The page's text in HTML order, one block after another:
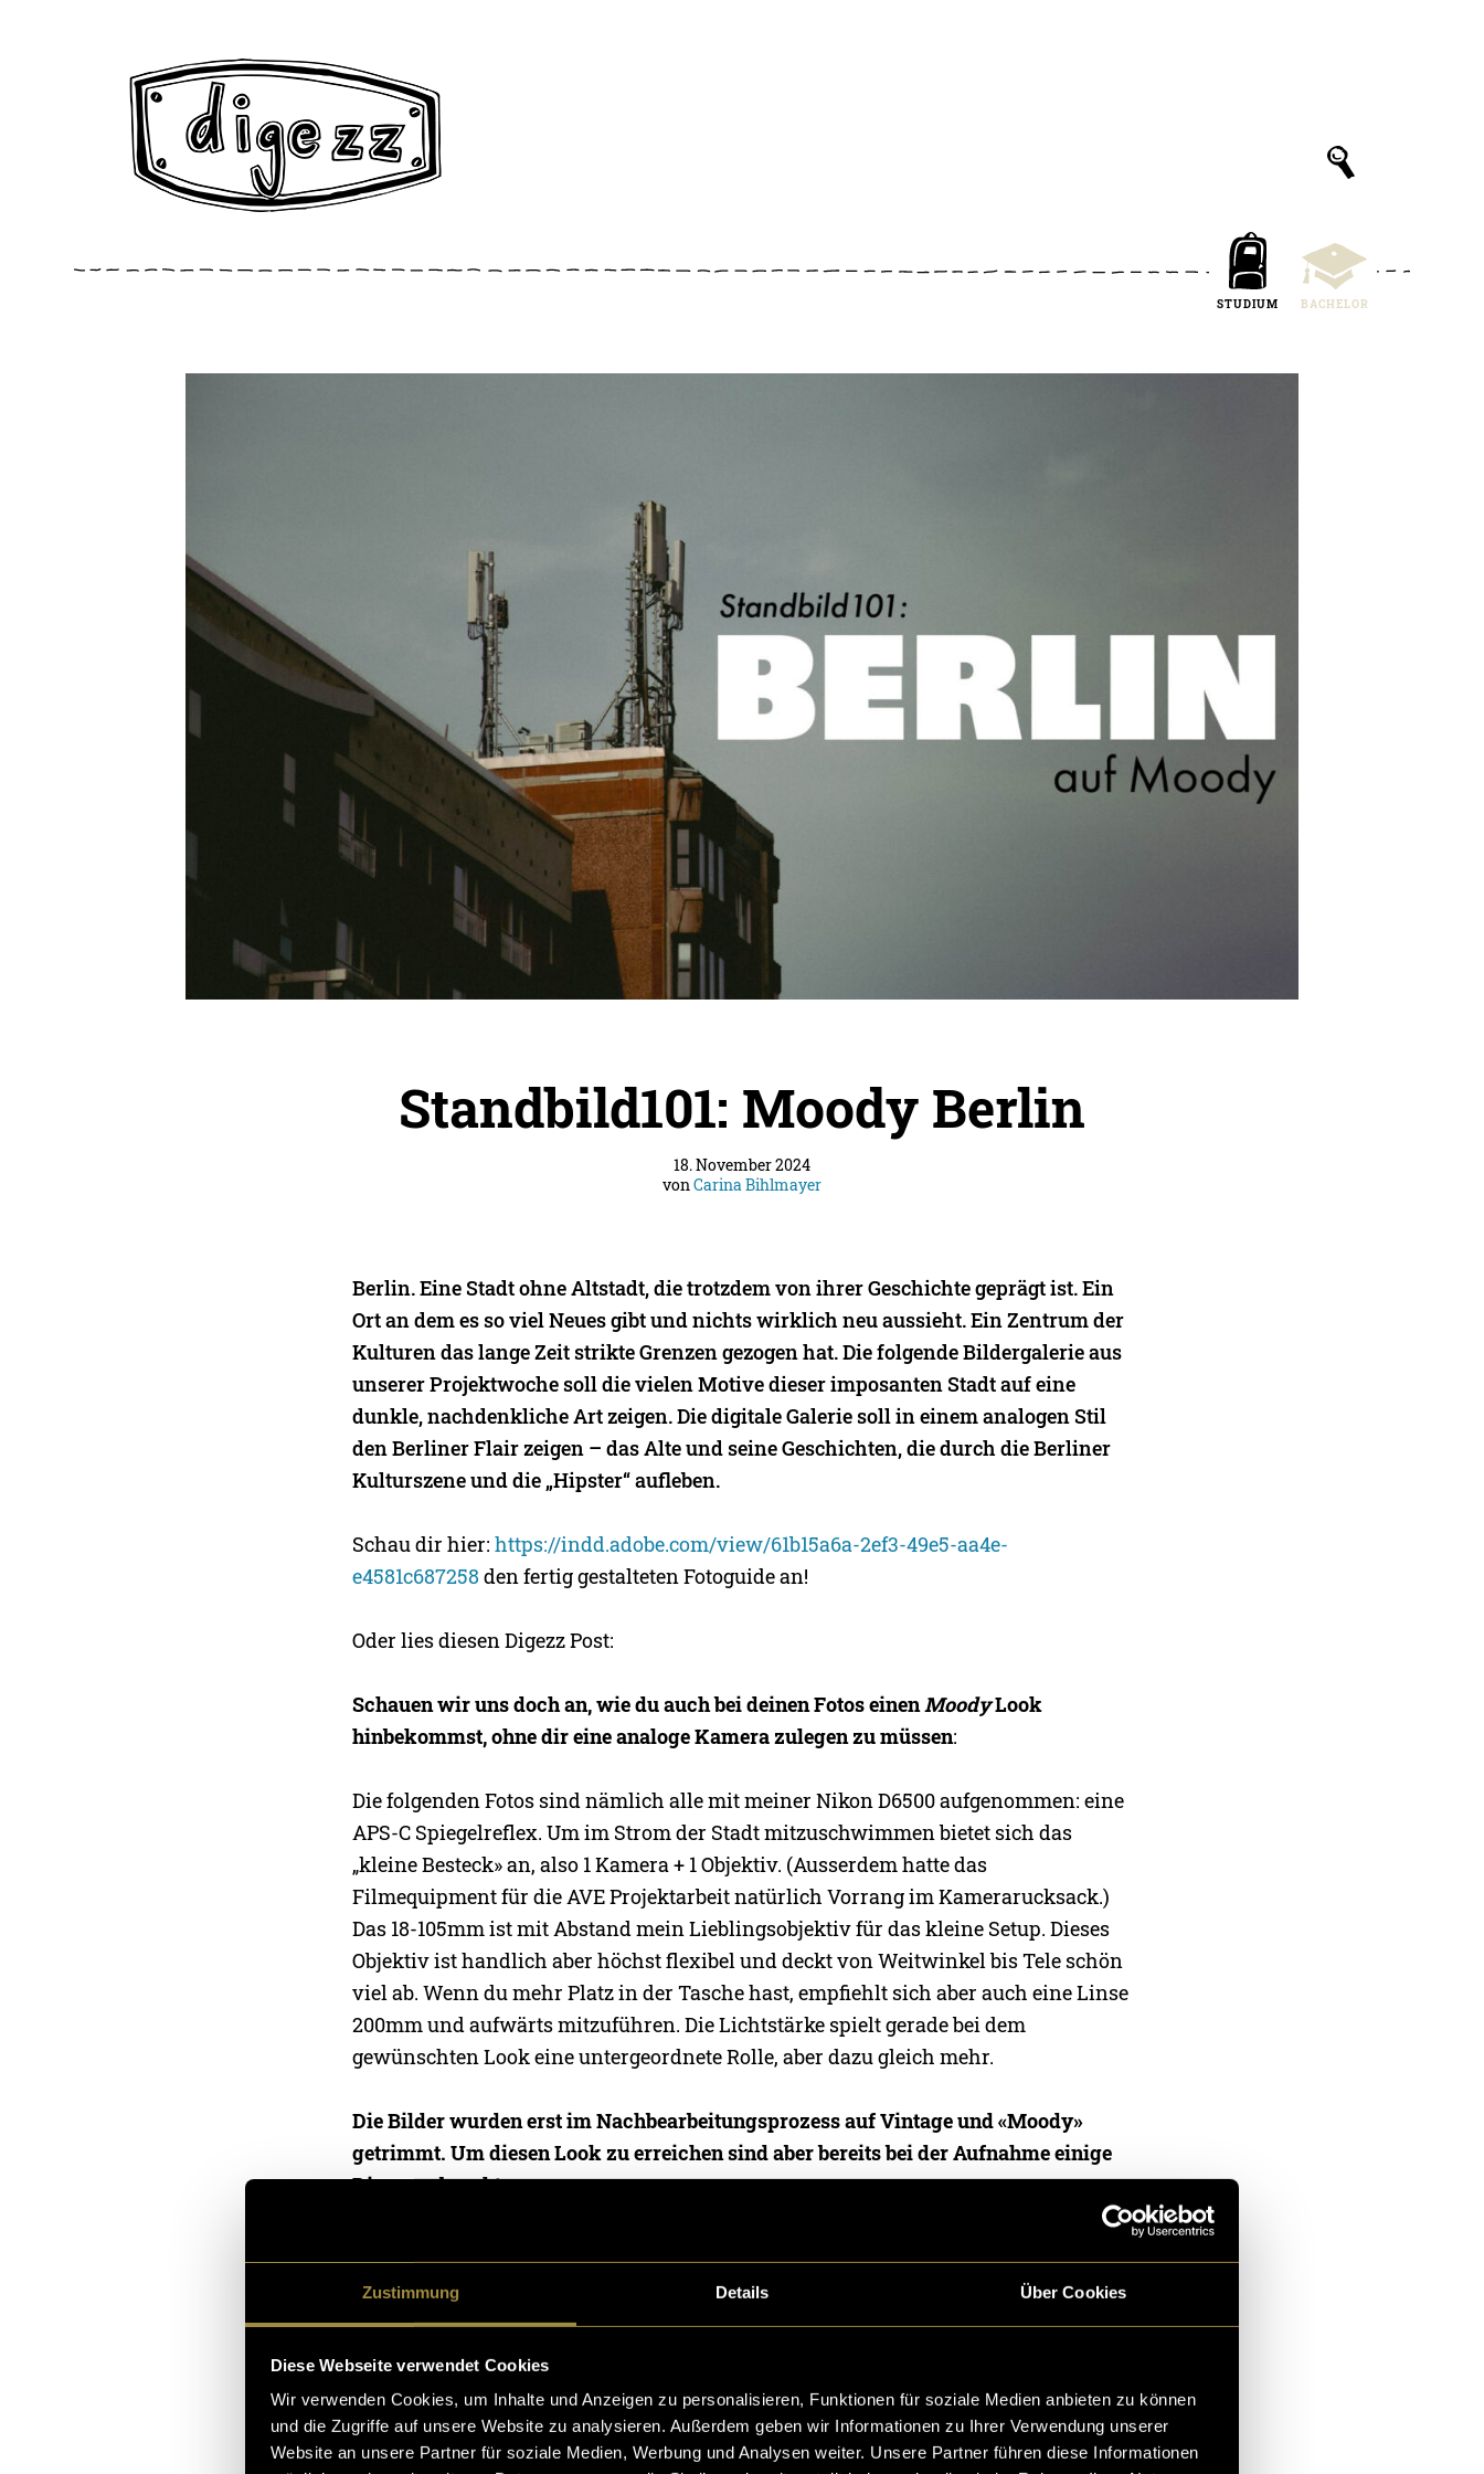
Zustimmung Details Über Cookies
Diese Webseite verwendet Cookies
Wir verwenden Cookies, um Inhalte und Anzeigen zu personalisieren, Funktionen für soziale Medien anbieten zu können
und die Zugriffe auf unsere Website zu analysieren. Außerdem geben wir Informationen zu Ihrer Verwendung unserer
Website an unsere Partner für soziale Medien, Werbung und Analysen weiter. Unsere Partner führen diese Informationen
STUDIUM BACHELOR
Standbild101: Moody Berlin
18. November 2024
vonCarina Bihlmayer
Berlin. Eine Stadt ohne Altstadt, die trotzdem von ihrer Geschichte geprägt ist. Ein
Ort an dem es so viel Neues gibt und nichts wirklich neu aussieht. Ein Zentrum der
Kulturen das lange Zeit strikte Grenzen gezogen hat. Die folgende Bildergalerie aus
unserer Projektwoche soll die vielen Motive dieser imposanten Stadt auf eine
dunkle, nachdenkliche Art zeigen. Die digitale Galerie soll in einem analogen Stil
den Berliner Flair zeigen – das Alte und seine Geschichten, die durch die Berliner
Kulturszene und die „Hipster“ aufleben.
Schau dir hier:https://indd.adobe.com/view/61b15a6a-2ef3-49e5-aa4e-
e4581c687258 den fertig gestalteten Fotoguide an!
Oder lies diesen Digezz Post:
Schauen wir uns doch an, wie du auch bei deinen Fotos einenMoodyLook
hinbekommst, ohne dir eine analoge Kamera zulegen zu müssen:
Die folgenden Fotos sind nämlich alle mit meiner Nikon D6500 aufgenommen: eine
APS-C Spiegelreflex. Um im Strom der Stadt mitzuschwimmen bietet sich das
„kleine Besteck» an, also 1 Kamera + 1 Objektiv. (Ausserdem hatte das
Filmequipment für die AVE Projektarbeit natürlich Vorrang im Kamerarucksack.)
Das 18-105mm ist mit Abstand mein Lieblingsobjektiv für das kleine Setup. Dieses
Objektiv ist handlich aber höchst flexibel und deckt von Weitwinkel bis Tele schön
viel ab. Wenn du mehr Platz in der Tasche hast, empfiehlt sich aber auch eine Linse
200mm und aufwärts mitzuführen. Die Lichtstärke spielt gerade bei dem
gewünschten Look eine untergeordnete Rolle, aber dazu gleich mehr.
Die Bilder wurden erst im Nachbearbeitungsprozess auf Vintage und «Moody»
getrimmt. Um diesen Look zu erreichen sind aber bereits bei der Aufnahme einige
Dinge zu beachten:
Leicht unterbelichtete Bilder verursachen auf natürlichem Weg stärkeres Rauschen
lichtschwache Objektiv zu Hilfe, vergleichbar mit der schwachen
nicht gleich durch die Decke! Ist das Rauschen erst einmal im Foto kann es nur
noch schwer in Post kontrolliert werden. Pendle dich erst einmal rund um ISO 1000
ein – mehr Rauschen geht später immer, weniger nicht mehr. Das Objektiv kommt